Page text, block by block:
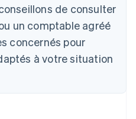
de consulter
un comptable agréé
concernés pour
à votre situation